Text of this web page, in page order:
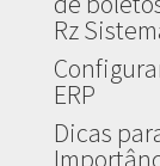
Rz
ERP
Dicas